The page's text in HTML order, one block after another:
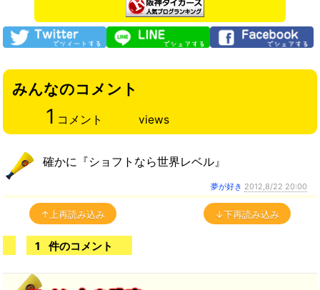
みんなのコメント
1 コメント views
確かに『ショフトなら世界レベル』
夢が好き 2012,8/22 20:00
↑上再読み込み ↓下再読み込み
1 件のコメント